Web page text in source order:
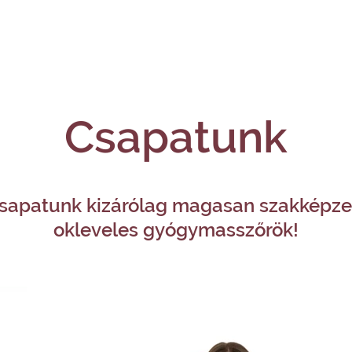
Csapatunk
kizárólag magasan
okleveles gyógymasszőrök!